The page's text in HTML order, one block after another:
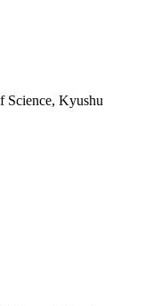
Science, Kyushu